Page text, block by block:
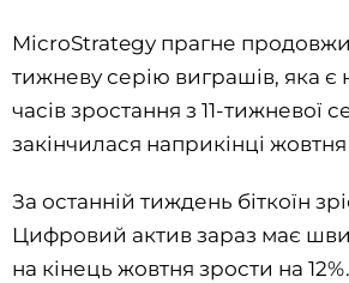
MicroStrategy прагне
тижневу серію виграшів, яка
часів зростання з 11-тижневої
закінчилася наприкінці жовтня
За останній тиждень біткоїн
Цифровий актив зараз має
на кінець жовтня зрости на